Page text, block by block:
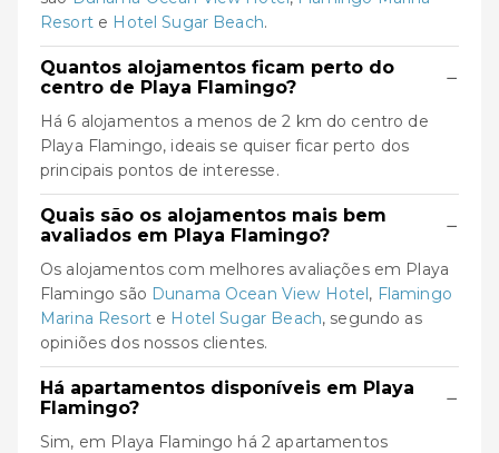
Resorte Hotel Sugar Beach.
Quantos alojamentos ficam perto do
centro de Playa Flamingo?
−
Há 6 alojamentos a menos de 2 km do centro de
Playa Flamingo, ideais se quiser ficar perto dos
principais pontos de interesse.
Quais são os alojamentos mais bem
avaliados em Playa Flamingo?
−
Os alojamentos com melhores avaliações em Playa
Flamingo são Dunama Ocean View Hotel, Flamingo
Marina Resorte Hotel Sugar Beach, segundo as
opiniões dos nossos clientes.
Há apartamentos disponíveis em Playa
Flamingo?
−
Sim, em Playa Flamingo há 2 apartamentos